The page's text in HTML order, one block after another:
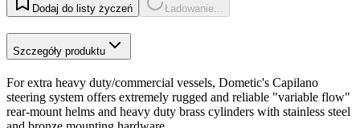
Dodaj do listy życzeń Ładowanie...
Szczegóły produktu
For extra heavy duty/commercial vessels, Dometic's Capilano
steering system offers extremely rugged and reliable "variable flow"
rear-mount helms and heavy duty brass cylinders with stainless steel